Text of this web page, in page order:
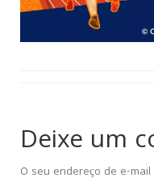
Deixe um
O seu endereço de e-